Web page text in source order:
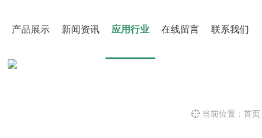
产品展示 新闻资讯 应用行业 在线留言 联系我们
 当前位置： 首页